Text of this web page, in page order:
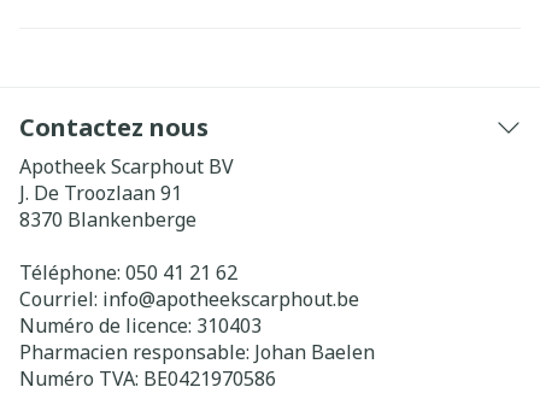
Contactez nous
Apotheek Scarphout BV
J. De Troozlaan 91
8370 Blankenberge
Téléphone: 050 41 21 62
Courriel: info@apotheekscarphout.be
Numéro de licence: 310403
Pharmacien responsable: Johan Baelen
Numéro TVA: BE0421970586